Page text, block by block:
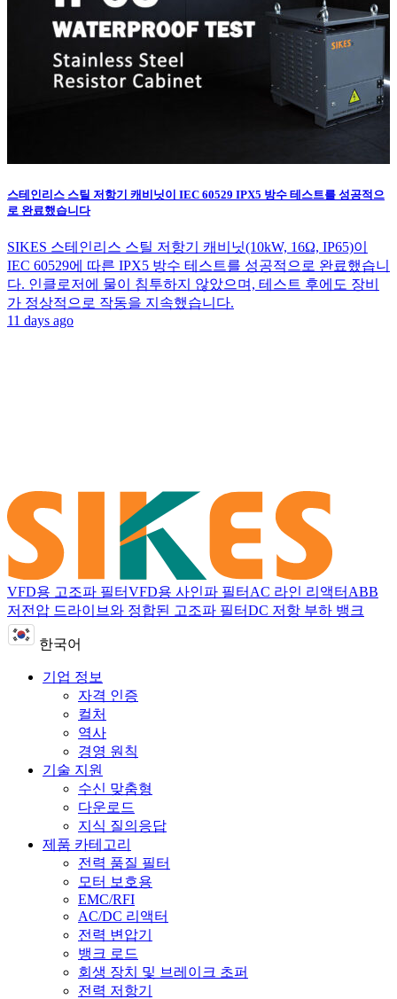
스테인리스 스틸 저항기 캐비닛이 IEC 60529 IPX5 방수 테스트를 성공적으
로 완료했습니다
SIKES 스테인리스 스틸 저항기 캐비닛(10kW, 16Ω, IP65)이
IEC 60529에 따른 IPX5 방수 테스트를 성공적으로 완료했습니
다. 인클로저에 물이 침투하지 않았으며, 테스트 후에도 장비
가 정상적으로 작동을 지속했습니다.
11 days ago
VFD용 고조파 필터VFD용 사인파 필터 AC 라인 리액터 ABB
저전압 드라이브와 정합된 고조파 필터DC 저항 부하 뱅크
한국어
기업 정보
자격 인증
컬처
역사
경영 원칙
기술 지원
수신 맞춤형
다운로드
지식 질의응답
제품 카테고리
전력 품질 필터
모터 보호용
EMC/RFI
AC/DC 리액터
전력 변압기
뱅크 로드
회생 장치 및 브레이크 초퍼
전력 저항기